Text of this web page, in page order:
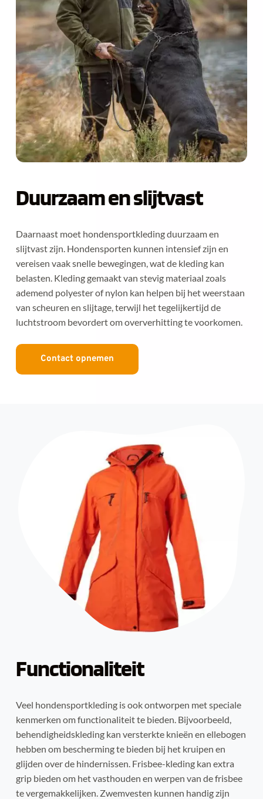
Duurzaam en slijtvast
Daarnaast moet hondensportkleding duurzaam en
slijtvast zijn. Hondensporten kunnen intensief zijn en
vereisen vaak snelle bewegingen, wat de kleding kan
belasten. Kleding gemaakt van stevig materiaal zoals
ademend polyester of nylon kan helpen bij het weerstaan
van scheuren en slijtage, terwijl het tegelijkertijd de
luchtstroom bevordert om oververhitting te voorkomen.
Contact opnemen
Functionaliteit
Veel hondensportkleding is ook ontworpen met speciale
kenmerken om functionaliteit te bieden. Bijvoorbeeld,
behendigheidskleding kan versterkte knieën en ellebogen
hebben om bescherming te bieden bij het kruipen en
glijden over de hindernissen. Frisbee-kleding kan extra
grip bieden om het vasthouden en werpen van de frisbee
te vergemakkelijken. Zwemvesten kunnen handig zijn